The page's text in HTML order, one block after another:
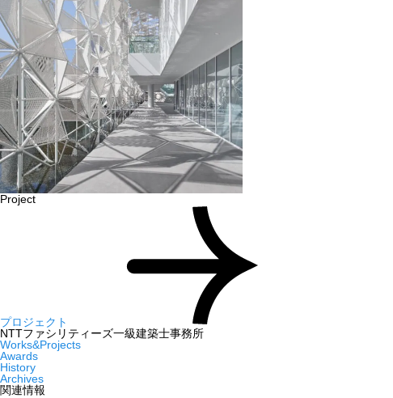
Project
プロジェクト
NTTファシリティーズ一級建築士事務所
Works&Projects
Awards
History
Archives
関連情報